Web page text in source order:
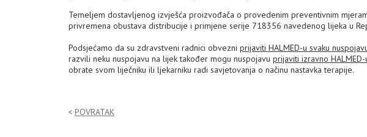
Temeljem dostavljenog izvješća proizvođača o provedenim preventivnim
privremena obustava distribucije i primjene serije 718356 navedenog lijeka u
Podsjećamo da su zdravstveni radnici obvezni prijaviti HALMED-u svaku
razvili neku nuspojavu na lijek također mogu nuspojavu prijaviti izravno HALMED-
obrate svom liječniku ili ljekarniku radi savjetovanja o načinu nastavka terapije.
POVRATAK